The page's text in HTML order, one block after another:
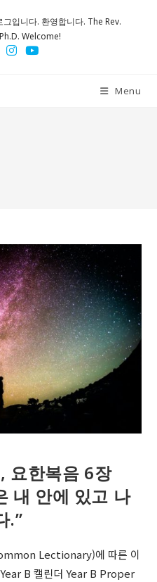
입니다. 환영합니다. The Rev.
Welcome!
Menu
요한복음 6장
내 안에 있고 나
.”
Lectionary)에 따른 이
B 캘린더 Year B Proper